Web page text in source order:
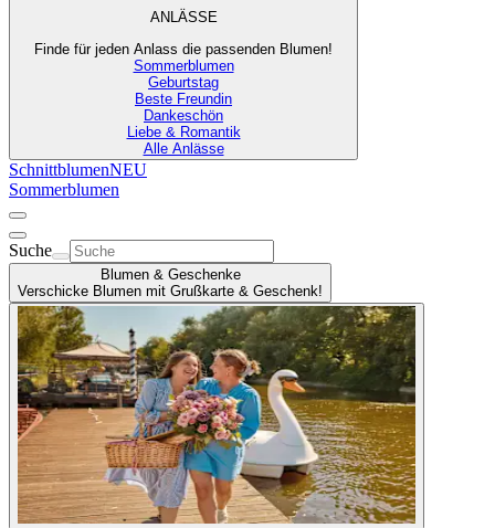
ANLÄSSE
Finde für jeden Anlass die passenden Blumen!
Sommerblumen
Geburtstag
Beste Freundin
Dankeschön
Liebe & Romantik
Alle Anlässe
SchnittblumenNEU
Sommerblumen
Suche
Blumen & Geschenke
Verschicke Blumen mit Grußkarte & Geschenk!